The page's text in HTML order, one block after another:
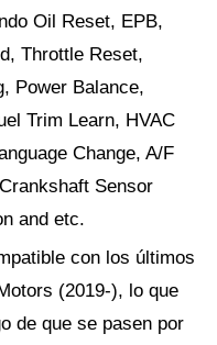
Oil Reset, EPB,
Throttle Reset,
Power Balance,
Trim Learn, HVAC
Change, A/F
Sensor
and etc.
con los últimos
(2019-), lo que
de que se pasen por